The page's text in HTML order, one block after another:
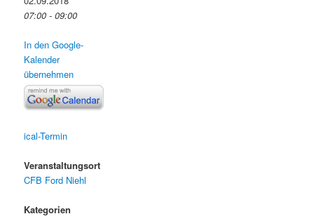
07:00 - 09:00
In den Google-
Kalender
übernehmen
ical-Termin
Veranstaltungsort
CFB Ford Niehl
Kategorien